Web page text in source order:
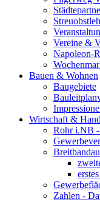
Vereine &
Napoleon-
Bauen & Wohnen
Baugebiete
Wirtschaft &
Rohr i.NB -
Zahlen -